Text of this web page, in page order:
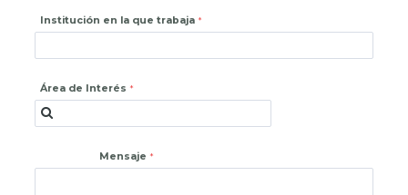
Institución en la que trabaja
Área de Interés
Mensaje